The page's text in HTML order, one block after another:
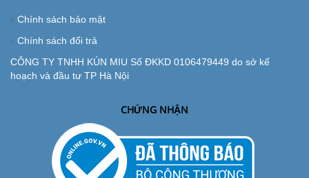
Chính sách bảo mật
Chính sách đổi trả
CÔNG TY TNHH KÚN MIU Số ĐKKD 0106479449 do sở kế
hoạch và đầu tư TP Hà Nội
CHỨNG NHẬN